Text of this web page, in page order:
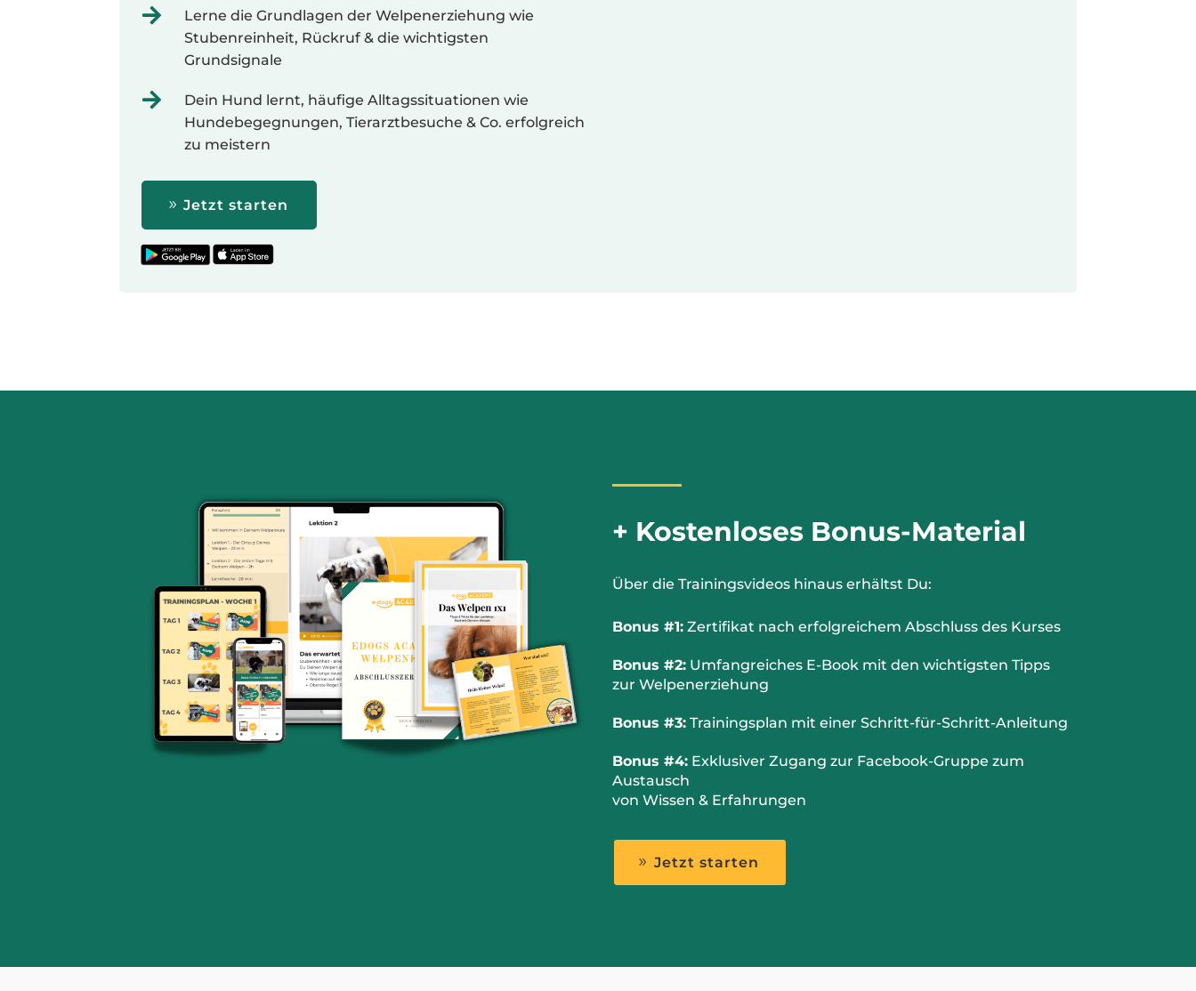

Lerne die Grundlagen der Welpenerziehung wie
Stubenreinheit, Rückruf & die wichtigsten
Grundsignale

Dein Hund lernt, häufige Alltagssituationen wie
Hundebegegnungen, Tierarztbesuche & Co. erfolgreich
zu meistern
Jetzt starten
+ Kostenloses Bonus-Material
Über die Trainingsvideos hinaus erhältst Du:
Bonus #1: Zertifikat nach erfolgreichem Abschluss des Kurses
Bonus #2: Umfangreiches E-Book mit den wichtigsten Tipps
zur Welpenerziehung
Bonus #3: Trainingsplan mit einer Schritt-für-Schritt-Anleitung
Bonus #4: Exklusiver Zugang zur Facebook-Gruppe zum
Austausch
von Wissen & Erfahrungen
Jetzt starten